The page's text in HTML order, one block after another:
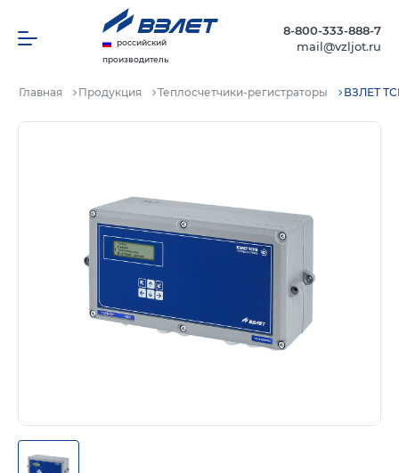
российский
производитель
8-800-333-888-7
mail@vzljot.ru
Главная Продукция Теплосчетчики-регистраторы ВЗЛЕТ